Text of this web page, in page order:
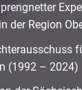
der Region
(1992 – 2024)